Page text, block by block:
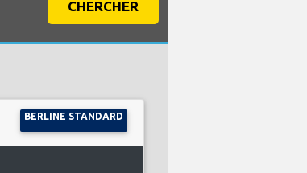
CHERCHER
BERLINE STANDARD